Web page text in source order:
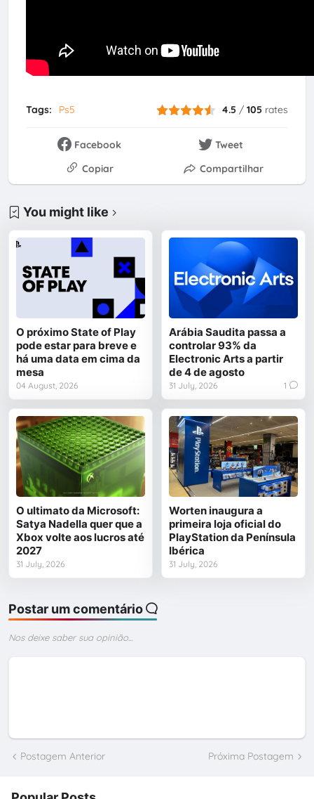
Tags: Ps5 4.5 /105 rates
Facebook
Tweet
Copiar
Compartilhar
You might like
O próximo State of Play
pode estar para breve e
há uma data em cima da
mesa
04 August, 2026
Arábia Saudita passa a
controlar 93% da
Electronic Arts a partir
de 4 de agosto
31 July, 2026 1
O ultimato da Microsoft:
Satya Nadella quer que a
Xbox volte aos lucros até
2027
31 July, 2026
Worten inaugura a
primeira loja oficial do
PlayStation da Península
Ibérica
31 July, 2026
Postar um comentário
Nos deixe saber sua opinião...
Postagem Anterior Próxima Postagem